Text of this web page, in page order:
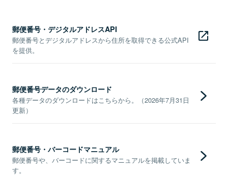
郵便番号・デジタルアドレスAPI
郵便番号とデジタルアドレスから住所を取得できる公式API
を提供。
郵便番号データのダウンロード
各種データのダウンロードはこちらから。（2026年7月31日
更新）
郵便番号・バーコードマニュアル
郵便番号や、バーコードに関するマニュアルを掲載していま
す。